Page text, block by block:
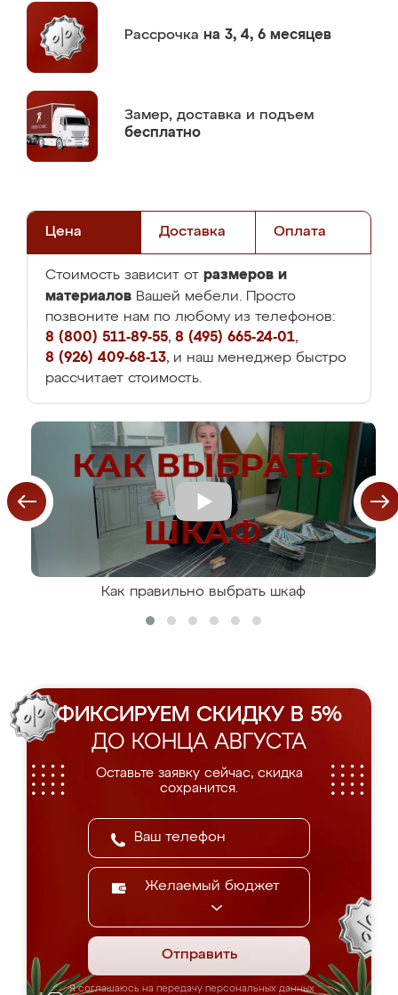
Рассрочка на 3, 4, 6 месяцев
Замер, доставка и подъем
бесплатно
Цена Доставка Оплата
Стоимость зависит от размеров и
материалов Вашей мебели. Просто
позвоните нам по любому из телефонов:
8 (800) 511-89-55, 8 (495) 665-24-01,
8 (926) 409-68-13, и наш менеджер быстро
рассчитает стоимость.
Как правильно выбрать шкаф
ФИКСИРУЕМ СКИДКУ В 5%
ДО КОНЦА АВГУСТА
Оставьте заявку сейчас, скидка
сохранится.
Желаемый бюджет
Отправить
Я соглашаюсь на передачу персональных данных